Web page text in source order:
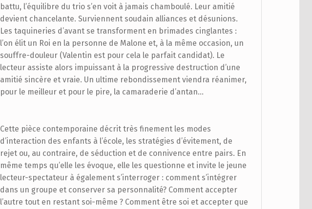
battu, l’équilibre du trio s’en voit à jamais chamboulé. Leur amitié
devient chancelante. Surviennent soudain alliances et désunions.
Les taquineries d’avant se transforment en brimades cinglantes :
l’on élit un Roi en la personne de Malone et, à la même occasion, un
souffre-douleur (Valentin est pour cela le parfait candidat). Le
lecteur assiste alors impuissant à la progressive destruction d’une
amitié sincère et vraie. Un ultime rebondissement viendra réanimer,
pour le meilleur et pour le pire, la camaraderie d’antan…
Cette pièce contemporaine décrit très finement les modes
d’interaction des enfants à l’école, les stratégies d’évitement, de
rejet ou, au contraire, de séduction et de connivence entre pairs. En
même temps qu’elle les évoque, elle les questionne et invite le jeune
lecteur-spectateur à également s’interroger : comment s’intégrer
dans un groupe et conserver sa personnalité? Comment accepter
l’autre tout en restant soi-même ? Comment être soi et accepter que